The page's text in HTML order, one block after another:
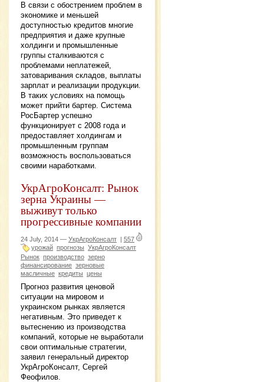
В связи с обострением проблем в
экономике и меньшей
доступностью кредитов многие
предприятия и даже крупные
холдинги и промышленные
группы сталкиваются с
проблемами неплатежей,
затоваривания складов, выплаты
зарплат и реализации продукции.
В таких условиях на помощь
может прийти бартер. Система
РосБартер успешно
функционирует с 2008 года и
предоставляет холдингам и
промышленным группам
возможность воспользоваться
своими наработками.
УкрАгроКонсалт: Рынок
зерна Украины —
выживут только
прогрессивные компании
24 July, 2014 — УкрАгроКонсалт | 557
урожай прогнозы УкрАгроКонсалт
Рынок производство зерно
финансирование зерновые
масличные кредиты цены
Прогноз развития ценовой
ситуации на мировом и
украинском рынках является
негативным. Это приведет к
вытеснению из производства
компаний, которые не выработали
свои оптимальные стратегии,
заявил генеральный директор
УкрАгроКонсалт, Сергей
Феофилов.